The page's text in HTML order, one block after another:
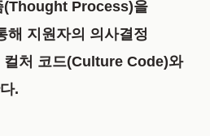
(Thought Process)을
해 지원자의 의사결정
컬처 코드(Culture Code)와
.